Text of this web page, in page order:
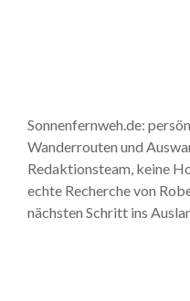
Sonnenfernweh.de:
Wanderrouten und
Redaktionsteam, keine
echte Recherche von
nächsten Schritt ins